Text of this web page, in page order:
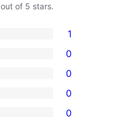
out of 5 stars.
1
0
0
0
0